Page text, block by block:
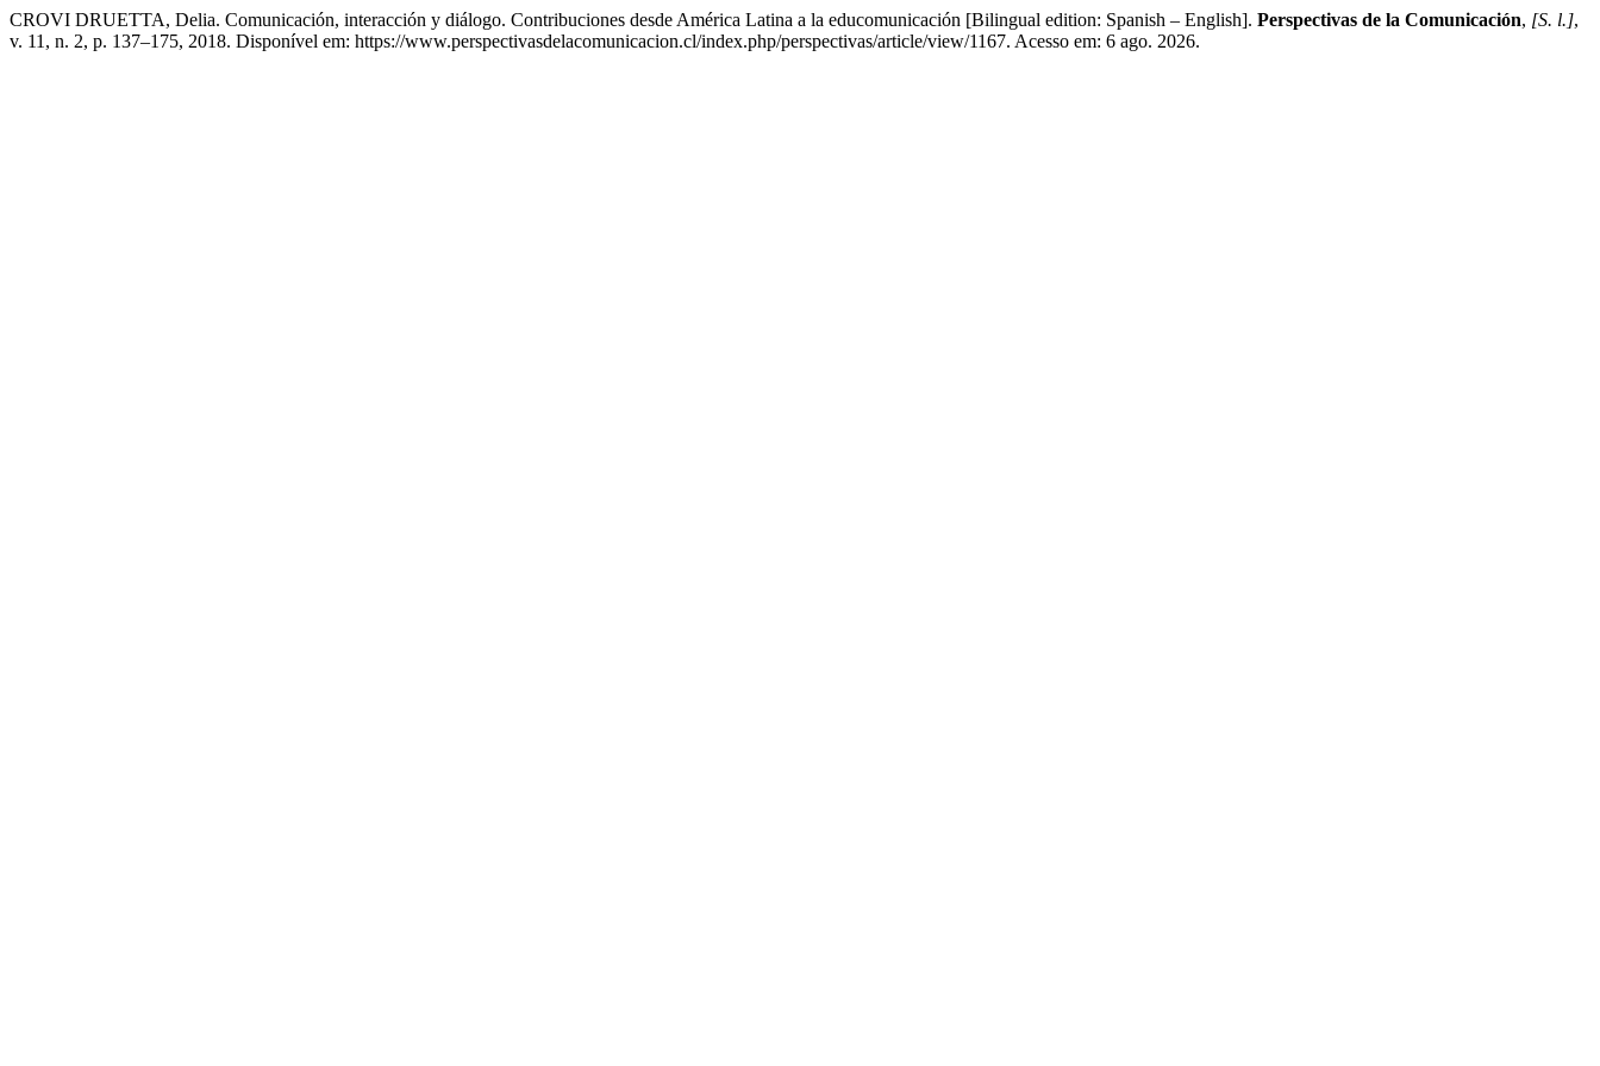
CROVI DRUETTA, Delia. Comunicación, interacción y diálogo. Contribuciones desde América Latina a la educomunicación [Bilingual edition: Spanish – English]. Perspectivas de la Comunicación, [S. l.],
v. 11, n. 2, p. 137–175, 2018. Disponível em: https://www.perspectivasdelacomunicacion.cl/index.php/perspectivas/article/view/1167. Acesso em: 6 ago. 2026.